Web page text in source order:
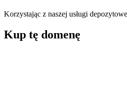
Korzystając z naszej usługi
Kup tę domenę